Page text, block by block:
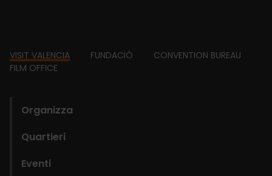
Footer
VISIT VALENCIA FUNDACIÓ
CONVENTION BUREAU
FILM OFFICE
Organizza
Quartieri
Eventi